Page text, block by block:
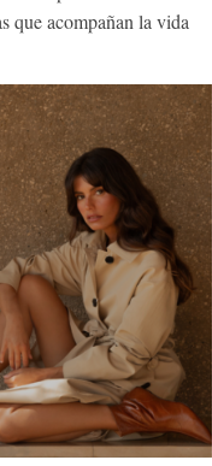
que acompañan la vida